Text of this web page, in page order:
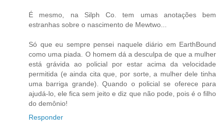
É mesmo, na Silph Co. tem umas anotações bem
estranhas sobre o nascimento de Mewtwo...
Só que eu sempre pensei naquele diário em EarthBound
como uma piada. O homem dá a desculpa de que a mulher
está grávida ao policial por estar acima da velocidade
permitida (e ainda cita que, por sorte, a mulher dele tinha
uma barriga grande). Quando o policial se oferece para
ajudá-lo, ele fica sem jeito e diz que não pode, pois é o filho
do demônio!
Responder